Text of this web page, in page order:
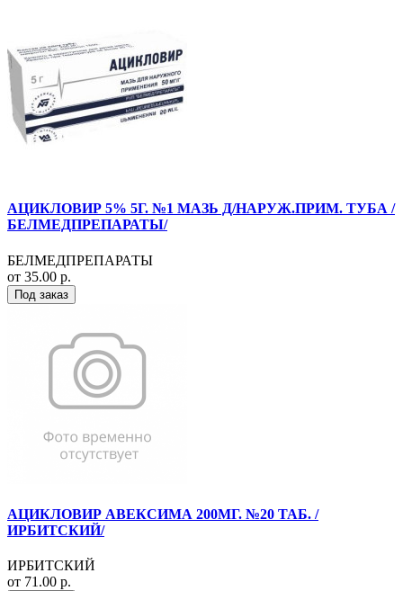
АЦИКЛОВИР 5% 5Г. №1 МАЗЬ Д/НАРУЖ.ПРИМ. ТУБА /
БЕЛМЕДПРЕПАРАТЫ/
БЕЛМЕДПРЕПАРАТЫ
от 35.00 р.
Под заказ
АЦИКЛОВИР АВЕКСИМА 200МГ. №20 ТАБ. /
ИРБИТСКИЙ/
ИРБИТСКИЙ
от 71.00 р.